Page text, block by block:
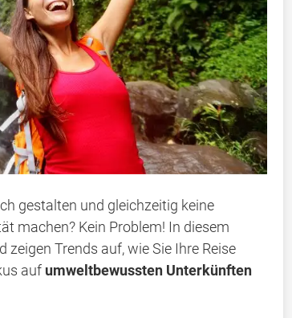
gestalten und gleichzeitig keine
machen? Kein Problem! In diesem
zeigen Trends auf, wie Sie Ihre Reise
auf umweltbewussten Unterkünften